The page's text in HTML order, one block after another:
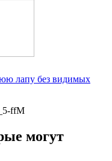
лапу без видимых
ffM
могут